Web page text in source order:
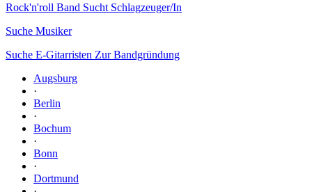
Rock'n'roll Band Sucht Schlagzeuger/In
Suche Musiker
Suche E-Gitarristen Zur Bandgründung
Augsburg
·
Berlin
·
Bochum
·
Bonn
·
Dortmund